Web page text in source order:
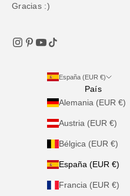
Gracias :)
España (EUR €)
País
Alemania (EUR €)
Austria (EUR €)
Bélgica (EUR €)
España (EUR €)
Francia (EUR €)